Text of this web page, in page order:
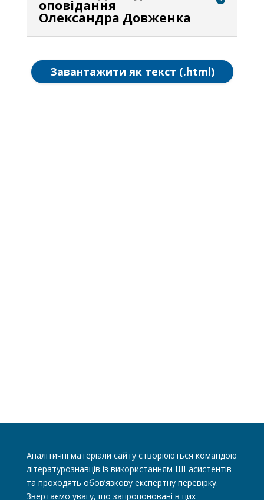
оповідання
Олександра Довженка
Завантажити як текст (.html)
Аналітичні матеріали сайту створюються командою
літературознавців із використанням ШІ-асистентів
та проходять обов’язкову експертну перевірку.
Звертаємо увагу, що запропоновані в цих